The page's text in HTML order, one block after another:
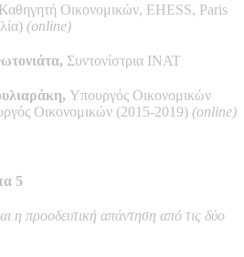
Οικονομικών, EHESS, Paris
(online)
Συντονίστρια ΙΝΑΤ
Υπουργός Οικονομικών
Οικονομικών (2015-2019) (online)
5
η προοδευτική απάντηση από τις δύο